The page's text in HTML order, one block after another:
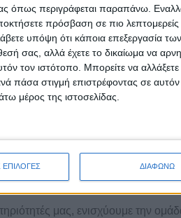
όπως περιγράφεται παραπάνω.
πρόσβαση σε πιο λεπτομερείς
υπόψη ότι κάποια επεξεργασία
σας, αλλά έχετε το δικαίωμα να
τον ιστότοπο. Μπορείτε να
πάσα στιγμή επιστρέφοντας σε αυτόν
μέρος της ιστοσελίδας.
ΕΠΙΛΟΓΕΣ ΔΙΑΦΩΝΩ
επιλογές της αγοράς.
σε ανταγωνιστικές
εταιρεία και τους μετόχους μας.
αποτελούν τον πυρήνα της
περιβάλλον.
μας, ενισχύουμε την